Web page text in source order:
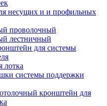
несущих и и профильных
проволочный
лестничный
для системы
лотка
системы поддержки
кронштейн для